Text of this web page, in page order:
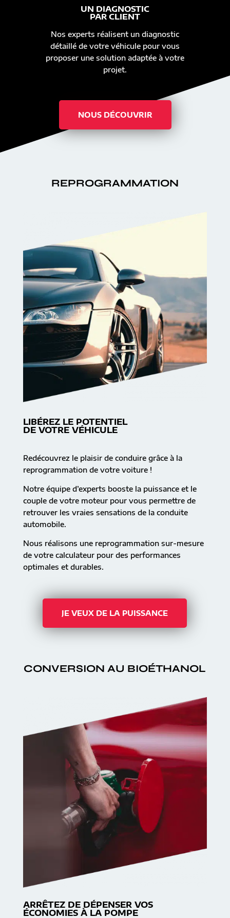
UN DIAGNOSTIC
PAR CLIENT
Nos experts réalisent un diagnostic
détaillé de votre véhicule pour vous
proposer une solution adaptée à votre
projet.
NOUS DÉCOUVRIR
REPROGRAMMATION
LIBÉREZ LE POTENTIEL
DE VOTRE VÉHICULE
Redécouvrez le plaisir de conduire grâce à la
reprogrammation de votre voiture !
Notre équipe d’experts booste la puissance et le
couple de votre moteur pour vous permettre de
retrouver les vraies sensations de la conduite
automobile.
Nous réalisons une reprogrammation sur-mesure
de votre calculateur pour des performances
optimales et durables.
JE VEUX DE LA PUISSANCE
CONVERSION AU BIOÉTHANOL
ARRÊTEZ DE DÉPENSER VOS
ÉCONOMIES À LA POMPE